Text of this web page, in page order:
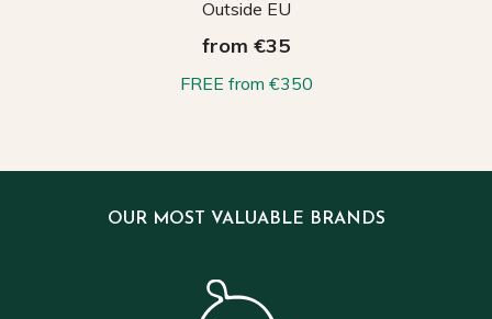
Outside EU
from €35
FREE from €350
OUR MOST VALUABLE BRANDS